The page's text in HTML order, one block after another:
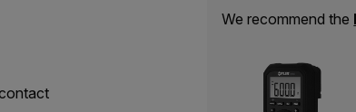
We recommend the